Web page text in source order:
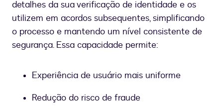
detalhes da sua verificação de identidade e os
utilizem em acordos subsequentes, simplificando
o processo e mantendo um nível consistente de
segurança. Essa capacidade permite:
Experiência de usuário mais uniforme
Redução do risco de fraude